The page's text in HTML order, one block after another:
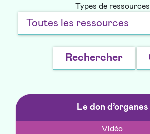
Types de ressources
Rechercher
Le don d’organes
Vidéo